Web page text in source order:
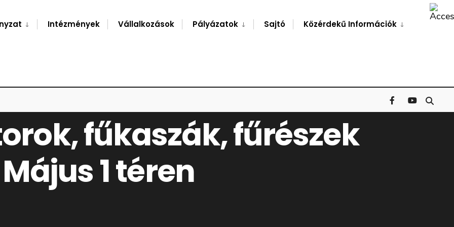
Intézmények Vállalkozások Pályázatok Sajtó Közérdekű Információk
fűkaszák, fűrészek
1 téren
Window